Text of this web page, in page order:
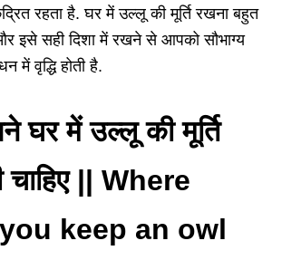
रहता है. घर में उल्लू की मूर्ति रखना बहुत
इसे सही दिशा में रखने से आपको सौभाग्य
में वृद्धि होती है.
घर में उल्लू की मूर्ति
चाहिए || Where
keep an owl